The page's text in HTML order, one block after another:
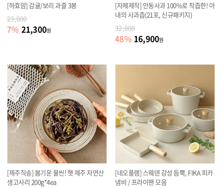
[하효맘] 감귤/보리 과즐 3봉
23,000
7% 21,300원
[자체제작] 안동사과 100%로 착즙한! 아
내의 사과즙(21포, 신규패키지)
32,800
48% 16,900원
[제주직송] 봄기운 물씬! 햇 제주 자연산
생고사리 200g*4ea
[네오플램] 스웨덴 감성 듬뿍, FIKA 피카
냄비 / 프라이팬 모음